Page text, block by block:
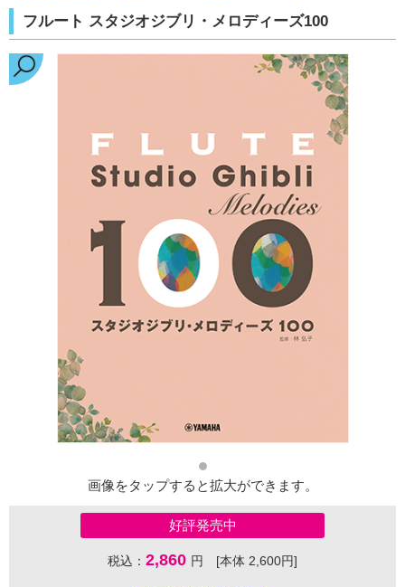
フルート スタジオジブリ・メロディーズ100
画像をタップすると拡大ができます。
好評発売中
税込： 2,860 円 [本体 2,600円]